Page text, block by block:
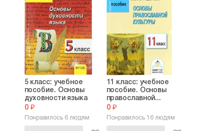
5 класс: учебное
пособие. Основы
духовности языка
0 ₽
Понравилось 6 людям
11 класс: учебное
пособие. Основы
православной...
0 ₽
Понравилось 16 людям